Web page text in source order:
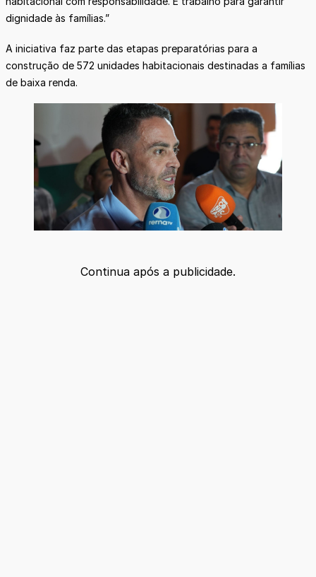
dignidade às famílias.”
A iniciativa faz parte das etapas preparatórias para a
construção de 572 unidades habitacionais destinadas a famílias
de baixa renda.
Continua após a publicidade.